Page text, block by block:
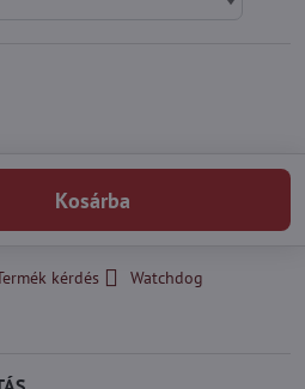
Kosárba
kérdés
Watchdog